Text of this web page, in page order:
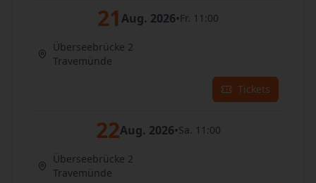
21 Aug. 2026•Fr. 11:00
Überseebrücke 2
Travemünde
Tickets
22Aug. 2026•Sa. 11:00
Überseebrücke 2
Travemünde